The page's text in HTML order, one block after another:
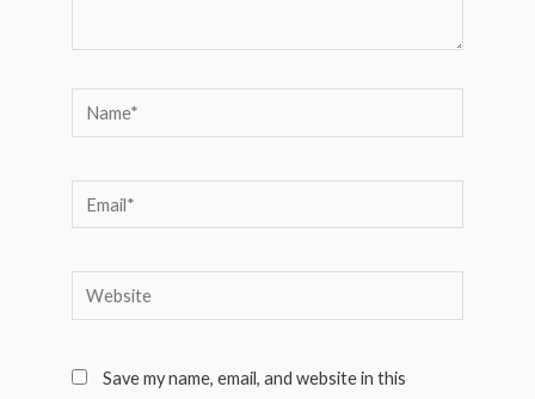
Name*
Email*
Website
Save my name, email, and website in this